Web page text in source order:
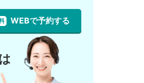
WEBで予約する